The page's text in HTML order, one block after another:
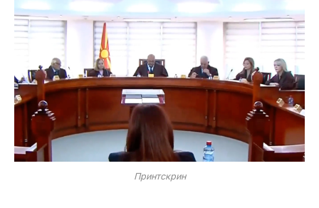
Принтскрин